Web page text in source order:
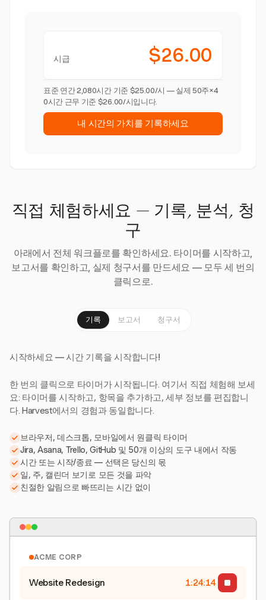
시급 $26.00
표준 연간 2,080시간 기준 $25.00/시 — 실제 50주×4
0시간 근무 기준 $26.00/시입니다.
내 시간의 가치를 기록하세요
직접 체험하세요 — 기록, 분석, 청
구
아래에서 전체 워크플로를 확인하세요. 타이머를 시작하고,
보고서를 확인하고, 실제 청구서를 만드세요 — 모두 세 번의
클릭으로.
기록 보고서 청구서
시작하세요 — 시간 기록을 시작합니다!
한 번의 클릭으로 타이머가 시작됩니다. 여기서 직접 체험해 보세
요: 타이머를 시작하고, 항목을 추가하고, 세부 정보를 편집합니
다. Harvest에서의 경험과 동일합니다.
브라우저, 데스크톱, 모바일에서 원클릭 타이머
Jira, Asana, Trello, GitHub 및 50개 이상의 도구 내에서 작동
시간 또는 시작/종료 — 선택은 당신의 몫
일, 주, 캘린더 보기로 모든 것을 파악
친절한 알림으로 빠뜨리는 시간 없이
ACME CORP
Website Redesign 1:24:15